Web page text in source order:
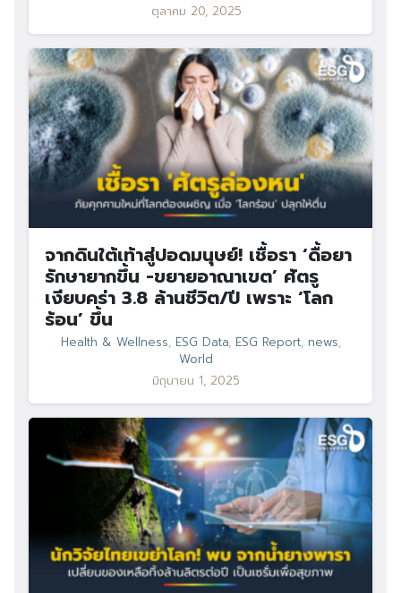
ตุลาคม 20, 2025
จากดินใต้เท้าสู่ปอดมนุษย์! เชื้อรา ‘ดื้อยา
รักษายากขึ้น -ขยายอาณาเขต’ ศัตรู
เงียบคร่า 3.8 ล้านชีวิต/ปี เพราะ ‘โลก
ร้อน’ ขึ้น
Health & Wellness, ESG Data, ESG Report, news,
World
มิถุนายน 1, 2025